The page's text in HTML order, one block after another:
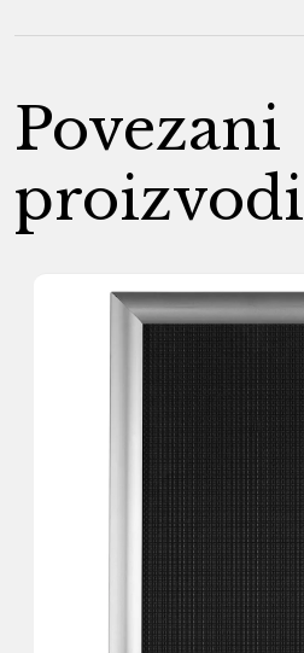
Povezani
proizvodi